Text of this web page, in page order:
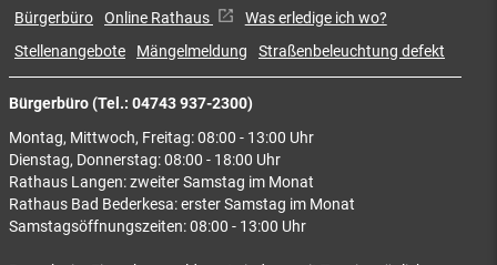
Bürgerbüro (Tel.: 04743 937-2300)
Montag, Mittwoch, Freitag: 08:00 - 13:00 Uhr
Dienstag, Donnerstag: 08:00 - 18:00 Uhr
Rathaus Langen: zweiter Samstag im Monat
Rathaus Bad Bederkesa: erster Samstag im Monat
Samstagsöffnungszeiten: 08:00 - 13:00 Uhr
Bürgerbüro Online Rathaus
Was erledige ich wo?
Stellenangebote
Mängelmeldung Straßenbeleuchtung defekt